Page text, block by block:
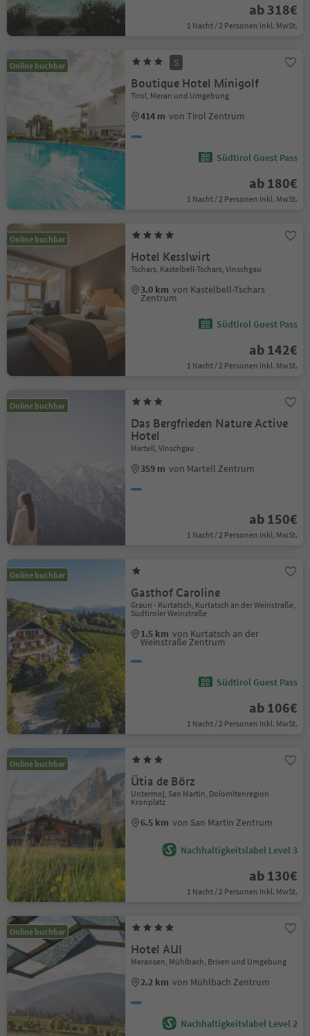
ab 318€
1 Nacht / 2 Personen Inkl. MwSt.
Online buchbar S
Boutique Hotel Minigolf
Tirol, Meran und Umgebung
414 m von Tirol Zentrum
Südtirol Guest Pass
ab 180€
1 Nacht / 2 Personen Inkl. MwSt.
Online buchbar
Hotel Kesslwirt
Tschars, Kastelbell-Tschars, Vinschgau
3.0 km von Kastelbell-Tschars
Zentrum
Südtirol Guest Pass
ab 142€
1 Nacht / 2 Personen Inkl. MwSt.
Online buchbar
Das Bergfrieden Nature Active
Hotel
Martell, Vinschgau
359 m von Martell Zentrum
ab 150€
1 Nacht / 2 Personen Inkl. MwSt.
Online buchbar
Gasthof Caroline
Graun - Kurtatsch, Kurtatsch an der Weinstraße,
Südtiroler Weinstraße
1.5 km von Kurtatsch an der
Weinstraße Zentrum
Südtirol Guest Pass
ab 106€
1 Nacht / 2 Personen Inkl. MwSt.
Online buchbar
Ütia de Börz
Untermoj, San Martin, Dolomitenregion
Kronplatz
6.5 km von San Martin Zentrum
Nachhaltigkeitslabel Level 3
ab 130€
1 Nacht / 2 Personen Inkl. MwSt.
Online buchbar
Hotel AUI
Meransen, Mühlbach, Brixen und Umgebung
2.2 km von Mühlbach Zentrum
Nachhaltigkeitslabel Level 2